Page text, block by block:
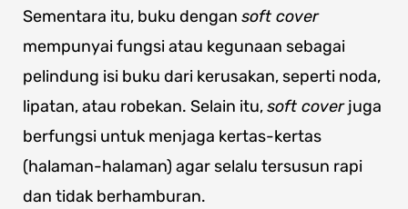
Sementara itu, buku dengan soft cover
mempunyai fungsi atau kegunaan sebagai
pelindung isi buku dari kerusakan, seperti noda,
lipatan, atau robekan. Selain itu,soft coverjuga
berfungsi untuk menjaga kertas-kertas
(halaman-halaman) agar selalu tersusun rapi
dan tidak berhamburan.